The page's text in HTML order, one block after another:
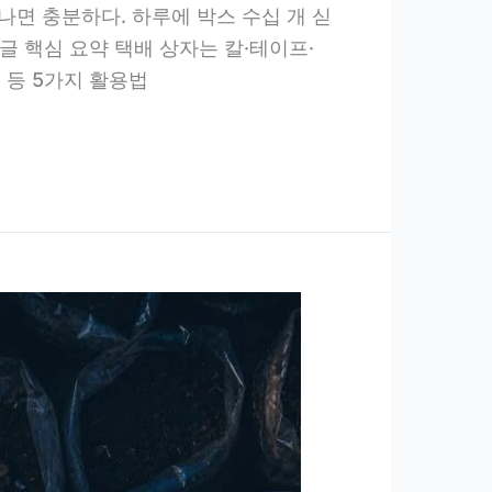
면 충분하다. 하루에 박스 수십 개 싣
핵심 요약 택배 상자는 칼·테이프·
5가지 활용법